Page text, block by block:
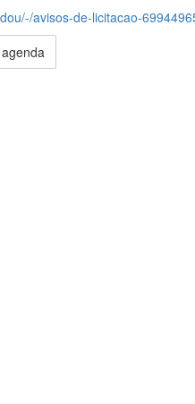
avisos-de-licitacao-